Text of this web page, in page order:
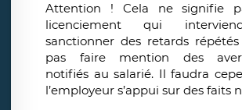
Attention ! Cela ne signifie
licenciement qui
sanctionner des retards
pas faire mention des
notifiés au salarié. Il faudra
l’employeur s’appui sur des faits